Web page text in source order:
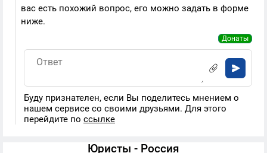
вас есть похожий вопрос, его можно задать в форме
ниже.
Донаты
Буду признателен, если Вы поделитесь мнением о
нашем сервисе со своими друзьями. Для этого
перейдите по ссылке
Юристы - Россия